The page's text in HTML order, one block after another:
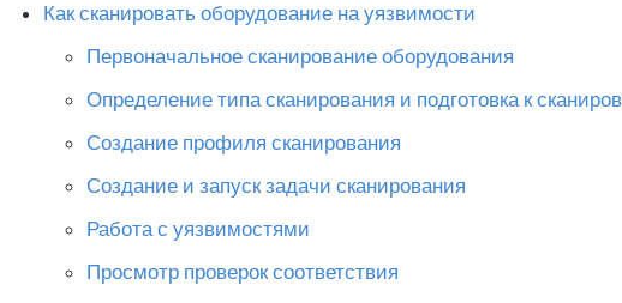
Как сканировать оборудование на уязвимости
Первоначальное сканирование оборудования
Определение типа сканирования и подготовка к
Создание профиля сканирования
Создание и запуск задачи сканирования
Работа с уязвимостями
Просмотр проверок соответствия